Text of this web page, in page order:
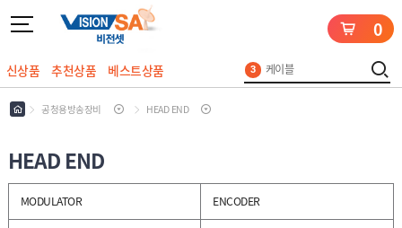
3 케이블
4 지상파
0
신상품 추천상품 베스트상품
공청용방송장비 HEAD END
HEAD END
MODULATOR ENCODER
로그인
회원가입
마이페이지
배송조회
테
나